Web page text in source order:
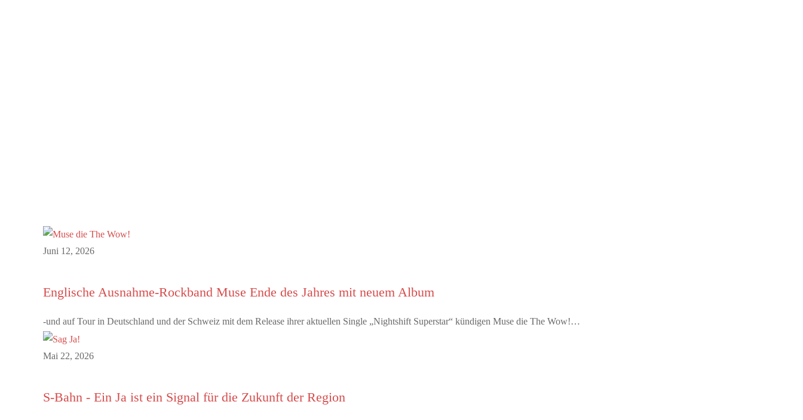
Juni 12, 2026
Englische Ausnahme-Rockband Muse Ende des Jahres mit neuem Album
-und auf Tour in Deutschland und der Schweiz mit dem Release ihrer aktuellen Single „Nightshift Superstar“ kündigen Muse die The Wow!…
Mai 22, 2026
S-Bahn - Ein Ja ist ein Signal für die Zukunft der Region